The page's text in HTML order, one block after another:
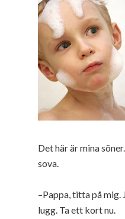
Det här är mina
sova.
–Pappa, titta på mig.
lugg. Ta ett kort nu.